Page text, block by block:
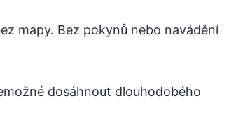
mapy. Bez pokynů nebo navádění
dosáhnout dlouhodobého